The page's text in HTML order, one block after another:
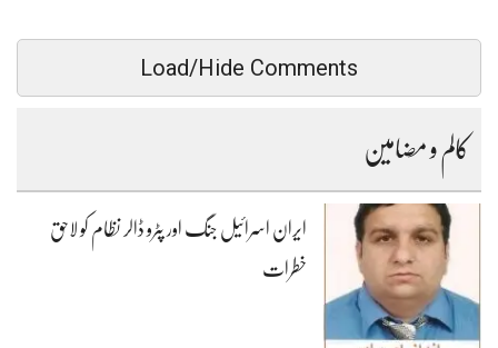
Load/Hide Comments
کالم و مضامین
ایران اسرائیل جنگ اور پٹرو ڈالر نظام کو لاحق
خطرات